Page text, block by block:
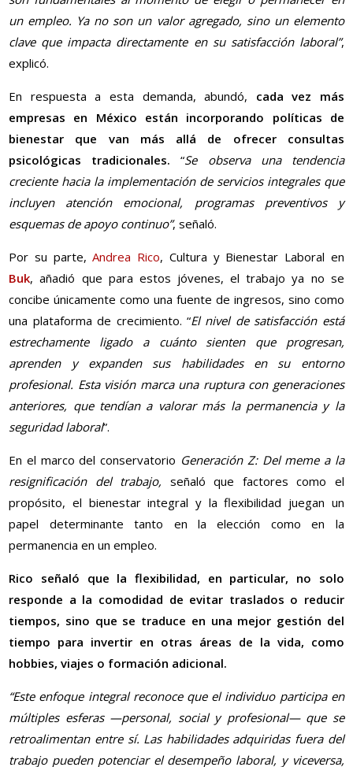
un empleo. Ya no son un valor agregado, sino un elemento
clave que impacta directamente en su satisfacción laboral”,
explicó.
En respuesta a esta demanda, abundó, cada vez más
empresas en México están incorporando políticas de
bienestar que van más allá de ofrecer consultas
psicológicas tradicionales. “Se observa una tendencia
creciente hacia la implementación de servicios integrales que
incluyen atención emocional, programas preventivos y
esquemas de apoyo continuo”, señaló.
Por su parte,Andrea Rico, Cultura y Bienestar Laboral en
Buk, añadió que para estos jóvenes, el trabajo ya no se
concibe únicamente como una fuente de ingresos, sino como
una plataforma de crecimiento. “El nivel de satisfacción está
estrechamente ligado a cuánto sienten que progresan,
aprenden y expanden sus habilidades en su entorno
profesional. Esta visión marca una ruptura con generaciones
anteriores, que tendían a valorar más la permanencia y la
seguridad laboral”.
En el marco del conservatorio Generación Z: Del meme a la
resignificación del trabajo, señaló que factores como el
propósito, el bienestar integral y la flexibilidad juegan un
papel determinante tanto en la elección como en la
permanencia en un empleo.
Rico señaló que la flexibilidad, en particular, no solo
responde a la comodidad de evitar traslados o reducir
tiempos, sino que se traduce en una mejor gestión del
tiempo para invertir en otras áreas de la vida, como
hobbies, viajes o formación adicional.
“Este enfoque integral reconoce que el individuo participa en
múltiples esferas —personal, social y profesional— que se
retroalimentan entre sí. Las habilidades adquiridas fuera del
trabajo pueden potenciar el desempeño laboral, y viceversa,